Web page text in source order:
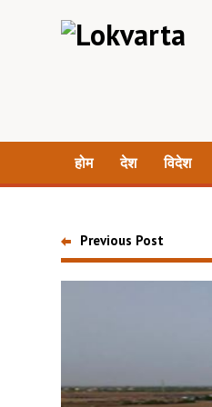
होम देश विदेश
Previous Post